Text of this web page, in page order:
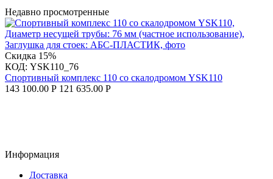
Недавно просмотренные
Скидка 15%
КОД: YSK110_76
Спортивный комплекс 110 со скалодромом YSK110
143 100.00 Р 121 635.00 Р
Информация
Доставка